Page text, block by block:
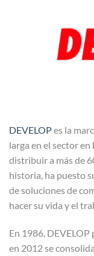
DEVELOPes la
larga en el sector en
distribuir a más de
historia, ha puesto
de soluciones de
hacer su vida y el
En 1986,
en 2012 se